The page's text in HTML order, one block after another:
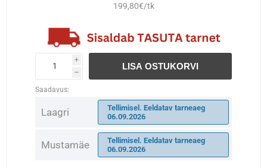
199,80€/tk
i
h
LISA OSTUKORVI
Saadavus:
Laagri
Tellimisel. Eeldatav tarneaeg
06.09.2026
Mustamäe
Tellimisel. Eeldatav tarneaeg
06.09.2026